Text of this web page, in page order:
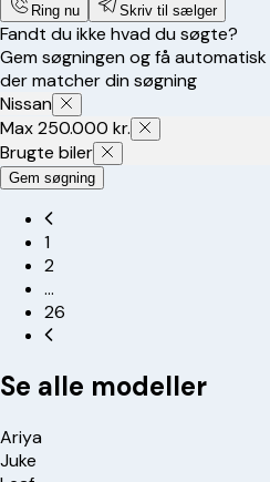
Ring nu Skriv til sælger
Fandt du ikke hvad du søgte?
Gem søgningen og få
der matcher din søgning
Nissan
Max 250.000 kr.
Brugte biler
Gem søgning
1
2
…
26
Se alle modeller
Ariya
Juke